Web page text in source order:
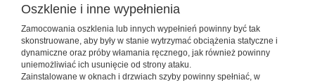
Oszklenie i inne wypełnienia
Zamocowania oszklenia lub innych wypełnień powinny być tak
skonstruowane, aby były w stanie wytrzymać obciążenia statyczne i
dynamiczne oraz próby włamania ręcznego, jak również powinny
uniemożliwiać ich usunięcie od strony ataku.
Zainstalowane w oknach i drzwiach szyby powinny spełniać, w